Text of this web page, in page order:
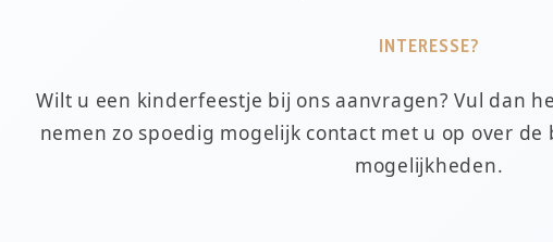
INTERESSE?
Wilt u een kinderfeestje bij ons aanvragen? Vul dan
nemen zo spoedig mogelijk contact met u op over
mogelijkheden.